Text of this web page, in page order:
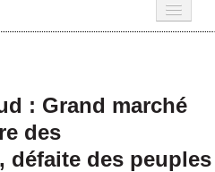
: Grand marché
des
défaite des peuples